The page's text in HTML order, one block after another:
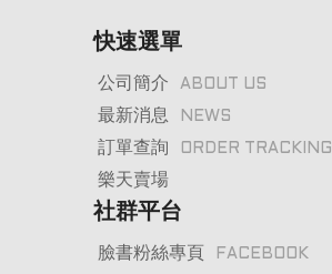
快速選單
公司簡介 ABOUT US
最新消息 NEWS
訂單查詢 ORDER TRACKING
樂天賣場
社群平台
臉書粉絲專頁 FACEBOOK